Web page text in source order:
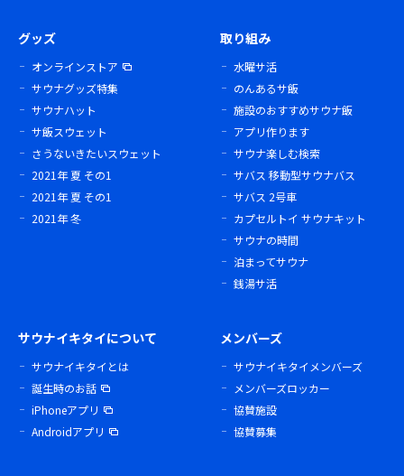
グッズ
オンラインストア
サウナグッズ特集
サウナハット
サ飯スウェット
さうないきたいスウェット
2021年 夏 その1
2021年 夏 その1
2021年 冬
取り組み
水曜サ活
のんあるサ飯
施設のおすすめサウナ飯
アプリ作ります
サウナ楽しむ検索
サバス 移動型サウナバス
サバス 2号車
カプセルトイ サウナキット
サウナの時間
泊まってサウナ
銭湯サ活
サウナイキタイについて
サウナイキタイとは
誕生時のお話
iPhoneアプリ
Androidアプリ
メンバーズ
サウナイキタイメンバーズ
メンバーズロッカー
協賛施設
協賛募集